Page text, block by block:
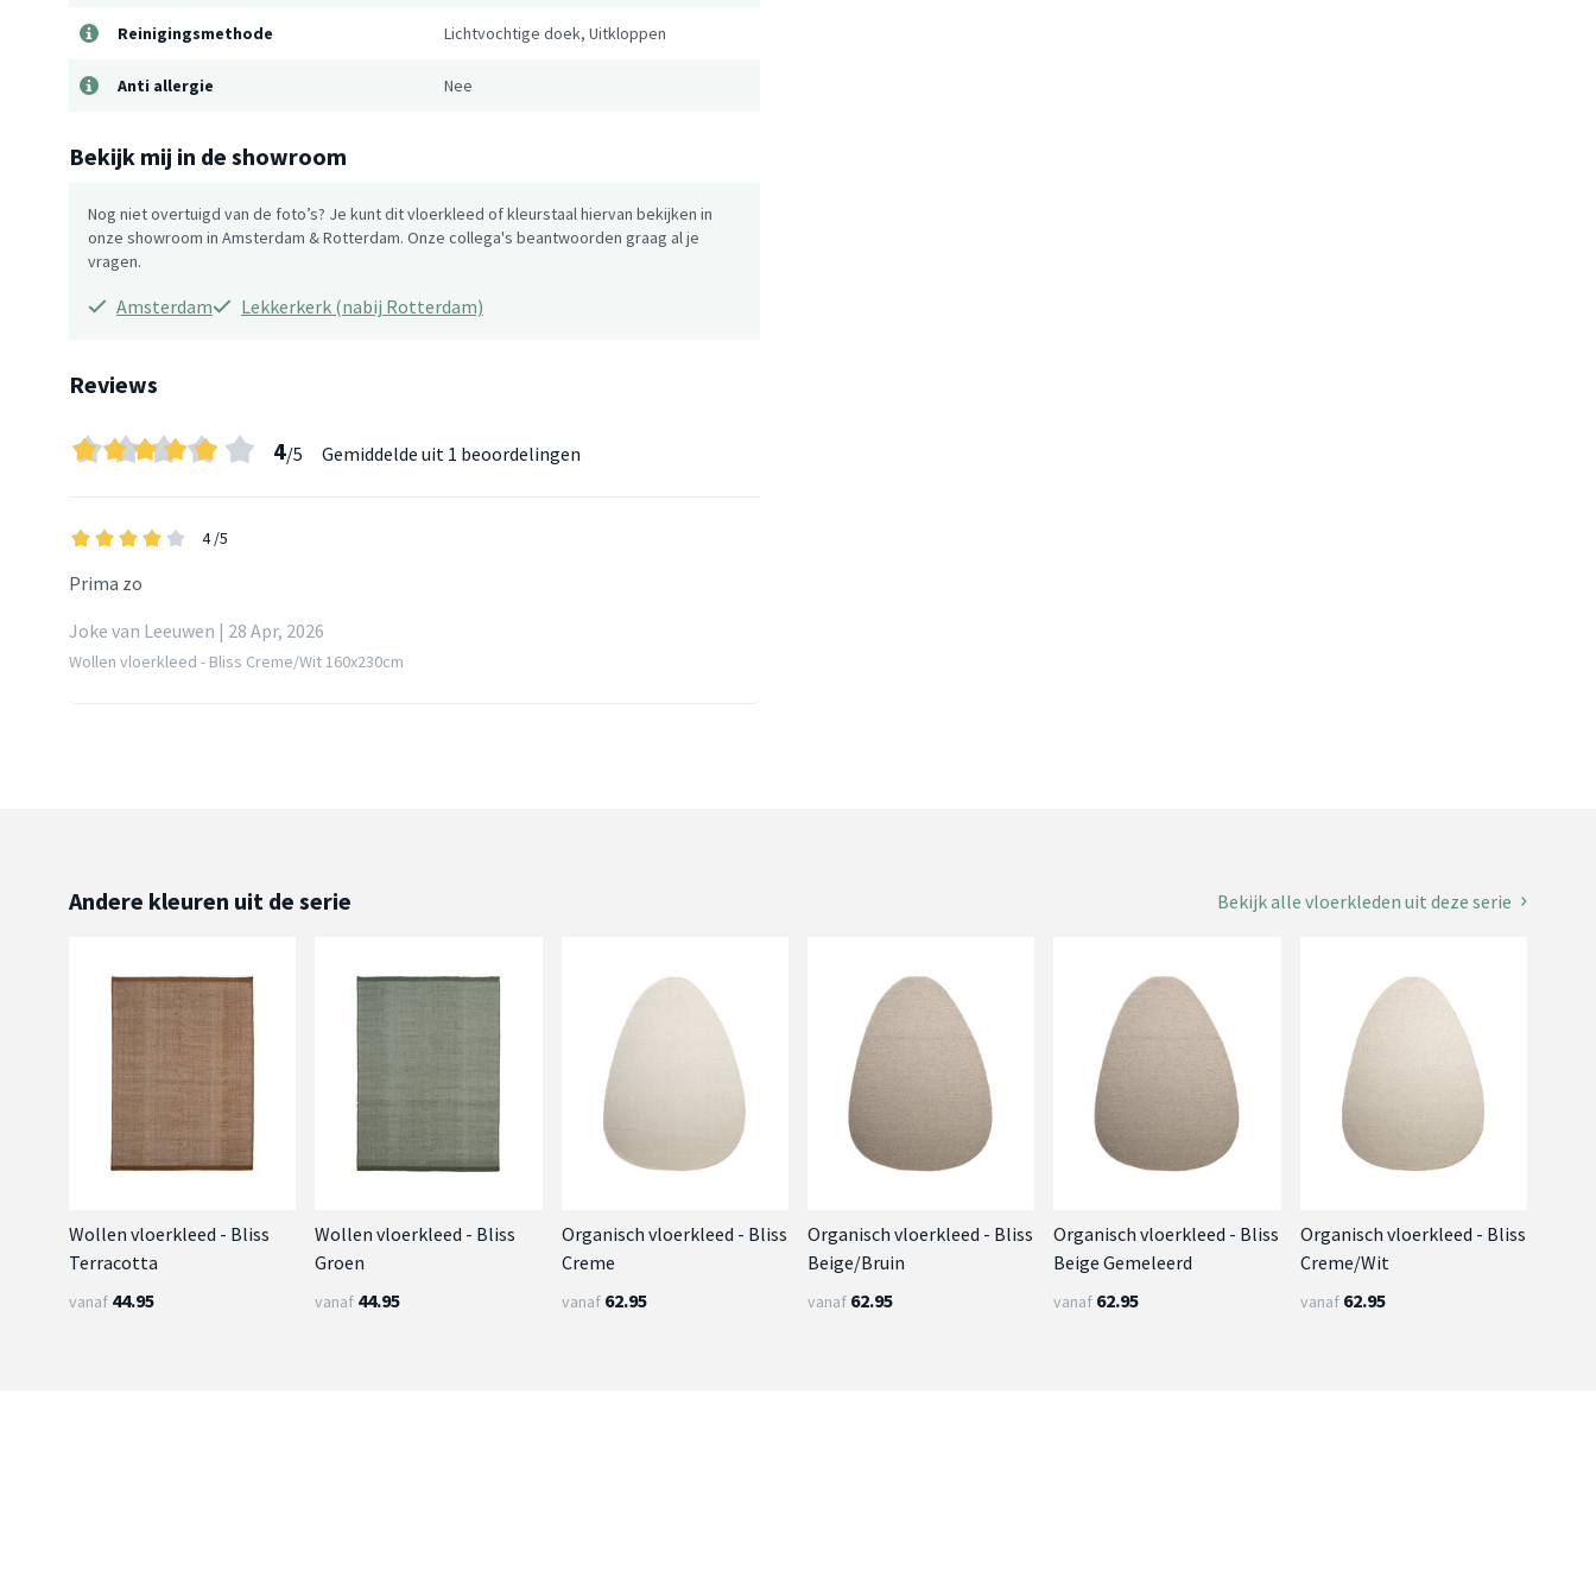
Reinigingsmethode Lichtvochtige doek, Uitkloppen
Anti allergie Nee
Bekijk mij in de showroom
Nog niet overtuigd van de foto’s? Je kunt dit vloerkleed of kleurstaal hiervan bekijken in
onze showroom in Amsterdam & Rotterdam. Onze collega's beantwoorden graag al je
vragen.
Amsterdam Lekkerkerk (nabij Rotterdam)
Reviews
4/5 Gemiddelde uit 1 beoordelingen
4 /5
Prima zo
Joke van Leeuwen | 28 Apr, 2026
Wollen vloerkleed - Bliss Creme/Wit 160x230cm
Andere kleuren uit de serie Bekijk alle vloerkleden uit deze serie
Wollen vloerkleed - Bliss
Terracotta
vanaf 44.95
Wollen vloerkleed - Bliss
Groen
vanaf 44.95
Organisch vloerkleed - Bliss
Creme
vanaf 62.95
Organisch vloerkleed - Bliss
Beige/Bruin
vanaf 62.95
Organisch vloerkleed - Bliss
Beige Gemeleerd
vanaf 62.95
Organisch vloerkleed - Bliss
Creme/Wit
vanaf 62.95